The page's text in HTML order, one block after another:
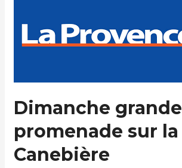
Dimanche grande
promenade sur la
Canebière